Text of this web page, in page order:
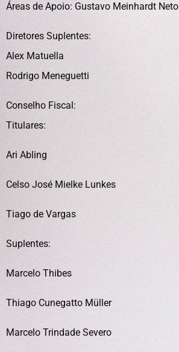
Áreas de Apoio: Gustavo Meinhardt Neto
Diretores Suplentes:
Alex Matuella
Rodrigo Meneguetti
Conselho Fiscal:
Titulares:
Ari Abling
Celso José Mielke Lunkes
Tiago de Vargas
Suplentes:
Marcelo Thibes
Thiago Cunegatto Müller
Marcelo Trindade Severo